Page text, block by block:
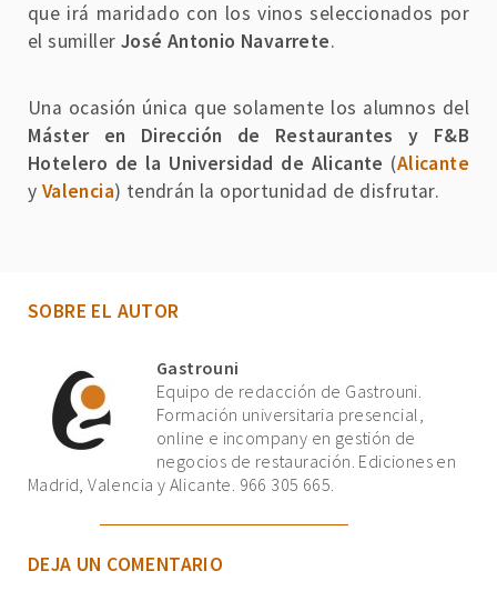
que irá maridado con los vinos seleccionados por
el sumiller José Antonio Navarrete.
Una ocasión única que solamente los alumnos del
Máster en Dirección de Restaurantes y F&B
Hotelero de la Universidad de Alicante (Alicante
y Valencia) tendrán la oportunidad de disfrutar.
SOBRE EL AUTOR
Gastrouni
Equipo de redacción de Gastrouni.
Formación universitaria presencial,
online e incompany en gestión de
negocios de restauración. Ediciones en
Madrid, Valencia y Alicante. 966 305 665.
DEJA UN COMENTARIO